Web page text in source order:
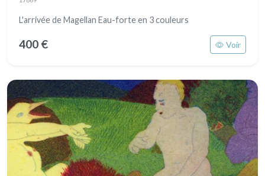
L'arrivée de Magellan Eau-forte en 3 couleurs
400 € Voir